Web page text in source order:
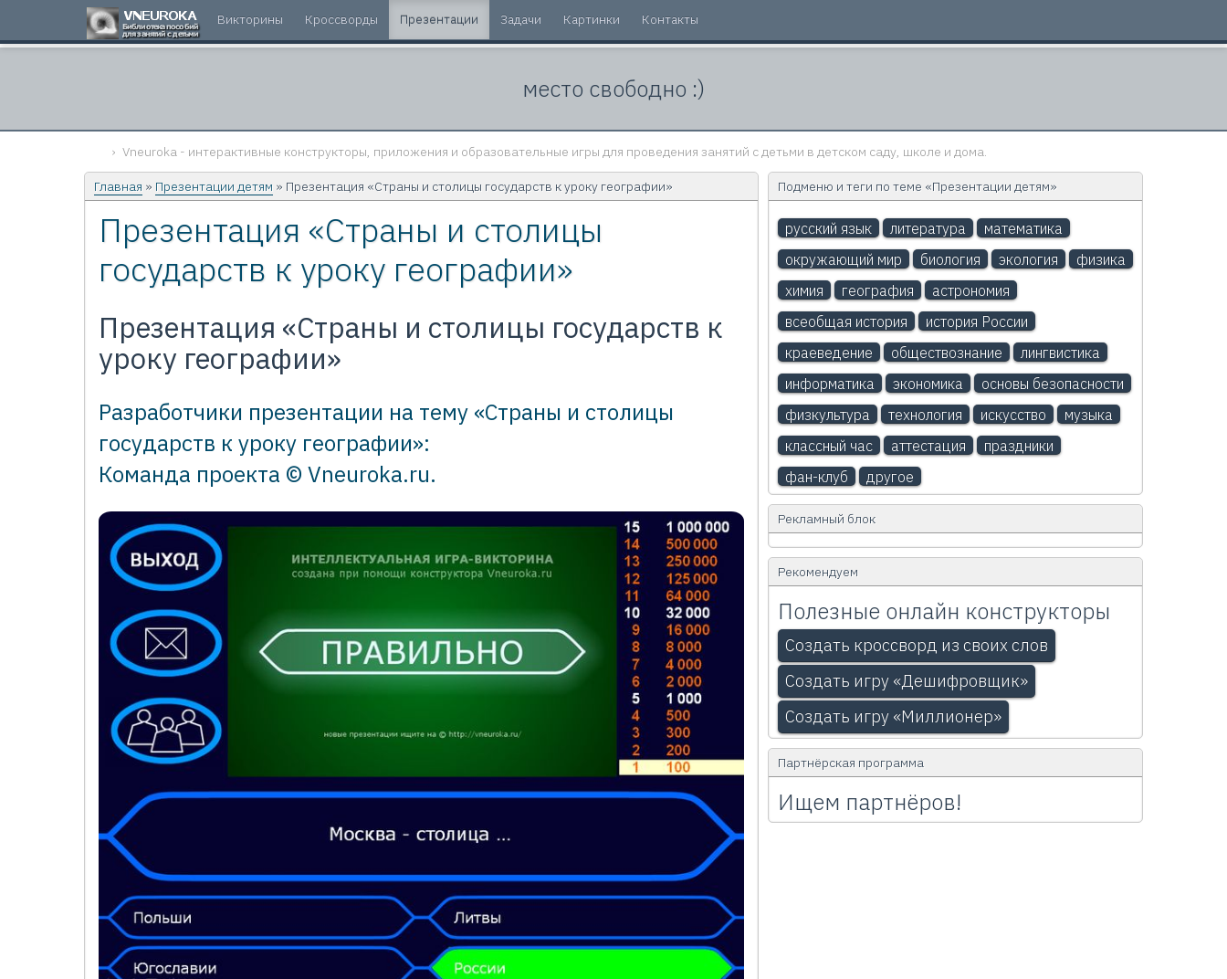
Викторины Кроссворды Презентации Задачи Картинки Контакты
место свободно :)
Vneuroka - интерактивные конструкторы, приложения и образовательные игры для проведения занятий с детьми в детском саду, школе и дома.
Главная » Презентации детям » Презентация «Страны и столицы государств к уроку географии»
Презентация «Страны и столицы
государств к уроку географии»
Презентация «Страны и столицы государств к
уроку географии»
Разработчики презентации на тему «Страны и столицы
государств к уроку географии»:
Команда проекта © Vneuroka.ru.
Подменю и теги по теме «Презентации детям»
русский язык литература
математика
окружающий мир
биология экология
физика
химия
география
астрономия
всеобщая история
история России
краеведение
обществознание
лингвистика
информатика
экономика
основы безопасности
физкультура
технология искусство
музыка
классный час
аттестация
праздники
фан-клуб
другое
Рекламный блок
Рекомендуем
Полезные онлайн конструкторы
Создать кроссворд из своих слов
Создать игру «Дешифровщик»
Создать игру «Миллионер»
Партнёрская программа
Ищем партнёров!